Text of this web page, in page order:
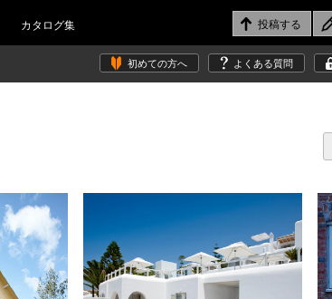
カタログ集
初めての方へ よくある質問